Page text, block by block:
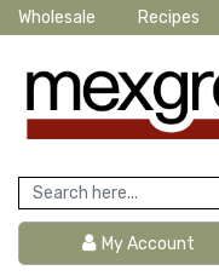
Wholesale Recipes
My Account